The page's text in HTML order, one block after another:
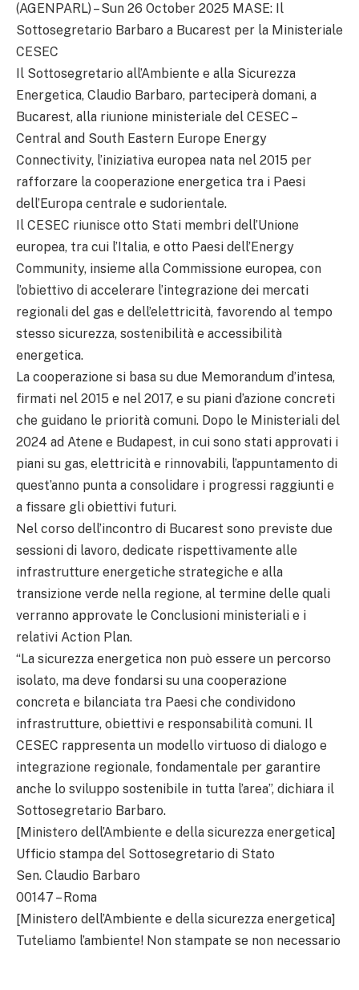
(AGENPARL) – Sun 26 October 2025 MASE: Il
Sottosegretario Barbaro a Bucarest per la Ministeriale
CESEC
Il Sottosegretario all’Ambiente e alla Sicurezza
Energetica, Claudio Barbaro, parteciperà domani, a
Bucarest, alla riunione ministeriale del CESEC –
Central and South Eastern Europe Energy
Connectivity, l’iniziativa europea nata nel 2015 per
rafforzare la cooperazione energetica tra i Paesi
dell’Europa centrale e sudorientale.
Il CESEC riunisce otto Stati membri dell’Unione
europea, tra cui l’Italia, e otto Paesi dell’Energy
Community, insieme alla Commissione europea, con
l’obiettivo di accelerare l’integrazione dei mercati
regionali del gas e dell’elettricità, favorendo al tempo
stesso sicurezza, sostenibilità e accessibilità
energetica.
La cooperazione si basa su due Memorandum d’intesa,
firmati nel 2015 e nel 2017, e su piani d’azione concreti
che guidano le priorità comuni. Dopo le Ministeriali del
2024 ad Atene e Budapest, in cui sono stati approvati i
piani su gas, elettricità e rinnovabili, l’appuntamento di
quest’anno punta a consolidare i progressi raggiunti e
a fissare gli obiettivi futuri.
Nel corso dell’incontro di Bucarest sono previste due
sessioni di lavoro, dedicate rispettivamente alle
infrastrutture energetiche strategiche e alla
transizione verde nella regione, al termine delle quali
verranno approvate le Conclusioni ministeriali e i
relativi Action Plan.
“La sicurezza energetica non può essere un percorso
isolato, ma deve fondarsi su una cooperazione
concreta e bilanciata tra Paesi che condividono
infrastrutture, obiettivi e responsabilità comuni. Il
CESEC rappresenta un modello virtuoso di dialogo e
integrazione regionale, fondamentale per garantire
anche lo sviluppo sostenibile in tutta l’area”, dichiara il
Sottosegretario Barbaro.
[Ministero dell’Ambiente e della sicurezza energetica]
Ufficio stampa del Sottosegretario di Stato
Sen. Claudio Barbaro
00147 – Roma
[Ministero dell’Ambiente e della sicurezza energetica]
Tuteliamo l’ambiente! Non stampate se non necessario